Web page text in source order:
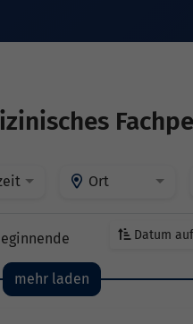
Ort
Datum
mehr laden